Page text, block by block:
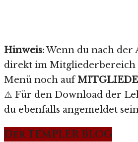
Hinweis:Wenn du nach der
direkt im Mitgliederbereich
Menü noch auf
⚠️ Für den Download der
du ebenfalls angemeldet
Der TEMPLER BLOG